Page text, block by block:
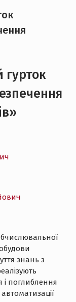
гурток
знань з
поглиблення